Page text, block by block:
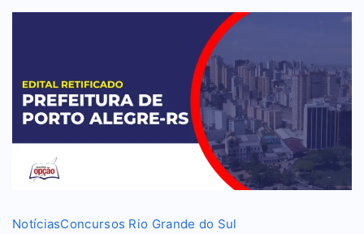
NotíciasConcursos Rio Grande do Sul